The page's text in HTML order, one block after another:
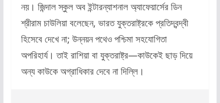
নয়। জিন্দাল স্কুল অব ইন্টারন্যাশনাল অ্যাফেয়ার্সের ডিন
শ্রীরাম চাউলিয়া বলেছেন, ভারত যুক্তরাষ্ট্রকে প্রতিদ্বন্দ্বী
হিসেবে দেখে না; উন্নয়ন পথেও পশ্চিমা সহযোগিতা
অপরিহার্য। তাই রাশিয়া বা যুক্তরাষ্ট্র—কাউকেই ছাড় দিয়ে
অন্যকাউকে অগ্রাধিকার দেবে না দিল্লি।